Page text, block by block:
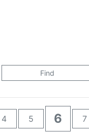
Find
4 5 6 7